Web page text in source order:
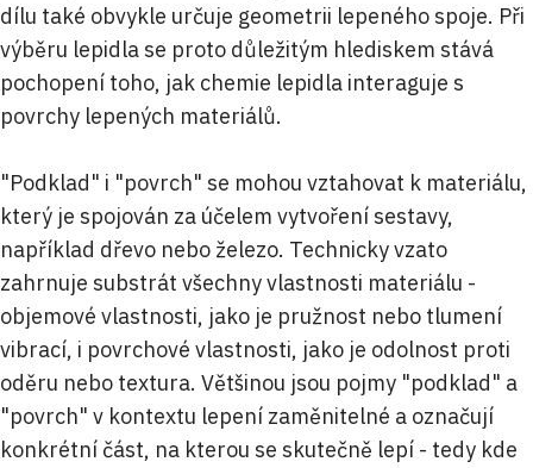
dílu také obvykle určuje geometrii lepeného spoje. Při
výběru lepidla se proto důležitým hlediskem stává
pochopení toho, jak chemie lepidla interaguje s
povrchy lepených materiálů.
"Podklad" i "povrch" se mohou vztahovat k materiálu,
který je spojován za účelem vytvoření sestavy,
například dřevo nebo železo. Technicky vzato
zahrnuje substrát všechny vlastnosti materiálu -
objemové vlastnosti, jako je pružnost nebo tlumení
vibrací, i povrchové vlastnosti, jako je odolnost proti
oděru nebo textura. Většinou jsou pojmy "podklad" a
"povrch" v kontextu lepení zaměnitelné a označují
konkrétní část, na kterou se skutečně lepí - tedy kde